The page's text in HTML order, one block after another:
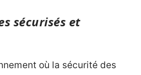
sécurisés et
où la sécurité des